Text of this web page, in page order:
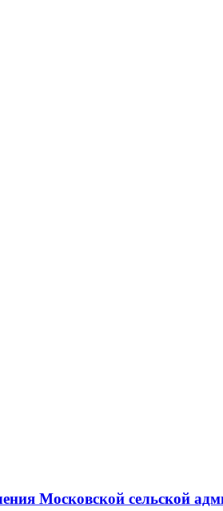
Московской сельской